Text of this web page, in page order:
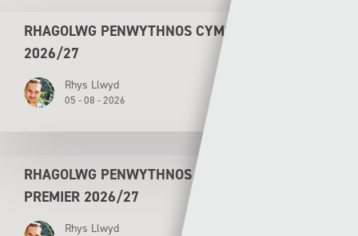
RHAGOLWG PENWYTHNOS CYMRU PREMIER
2026/27
Rhys Llwyd
05 - 08 - 2026
RHAGOLWG PENWYTHNOS AGORIADOL CYMRU
PREMIER 2026/27
Rhys Llwyd